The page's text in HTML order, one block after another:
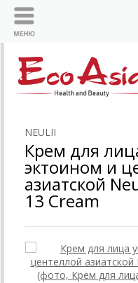
NEULII
Крем для
эктоином и
азиатской
13 Cream